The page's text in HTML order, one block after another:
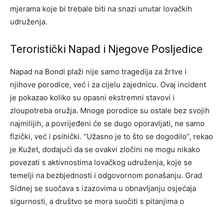
mjerama koje bi trebale biti na snazi unutar lovačkih
udruženja.
Teroristički Napad i Njegove Posljedice
Napad na Bondi plaži nije samo tragedija za žrtve i
njihove porodice, već i za cijelu zajednicu. Ovaj incident
je pokazao koliko su opasni ekstremni stavovi i
zloupotreba oružja. Mnoge porodice su ostale bez svojih
najmilijih, a povrijeđeni će se dugo oporavljati, ne samo
fizički, već i psihički. “Užasno je to što se dogodilo”, rekao
je Kužet, dodajući da se ovakvi zločini ne mogu nikako
povezati s aktivnostima lovačkog udruženja, koje se
temelji na bezbjednosti i odgovornom ponašanju. Grad
Sidnej se suočava s izazovima u obnavljanju osjećaja
sigurnosti, a društvo se mora suočiti s pitanjima o